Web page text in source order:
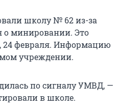
школу № 62 из-за
о минировании. Это
24 февраля. Информацию
учреждении.
по сигналу УМВД, —
в школе.